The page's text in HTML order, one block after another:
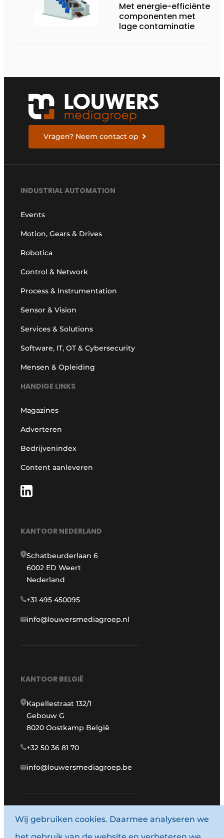
Met energie-efficiënte
componenten met
lage contaminatie
Vragen? Neem contact op
INDUSTRIAL AUTOMATION
Events
Motion, Gears & Drives
Robotica
Control & Network
Process & Instrumentation
Sensor & Vision
Services & Solutions
Software, IT, OT & Cybersecurity
Mensen & Opleiding
HANDIGE LINKS
Magazines
Adverteren
Bedrijvenindex
Content aanleveren
KANTOOR NEDERLAND
Schatbeurderlaan 6
6002 ED Weert
Nederland
+31 495 450095
info@louwersmediagroep.nl
KANTOOR BELGIË
Kapellestraat 132/1
Gebouw G
8020 Oostkamp België
+32 50 36 81 70
info@louwersmediagroep.be
www.louwersmediagroep.com
Wij gebruiken cookies. Daarmee analyseren we